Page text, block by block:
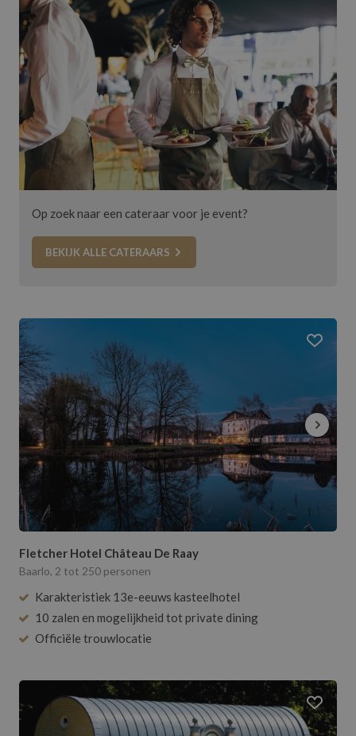
Op zoek naar een cateraar voor je event?
BEKIJK ALLE CATERAARS
Fletcher Hotel Château De Raay
Baarlo, 2 tot 250 personen
Karakteristiek 13e-eeuws kasteelhotel
10 zalen en mogelijkheid tot private dining
Officiële trouwlocatie